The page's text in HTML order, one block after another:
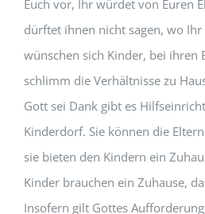
Euch vor, Ihr würdet von Euren
dürftet ihnen nicht sagen, wo Ihr
wünschen sich Kinder, bei ihren
schlimm die Verhältnisse zu
Gott sei Dank gibt es
Kinderdorf. Sie können die
sie bieten den Kindern ein
Kinder brauchen ein Zuhause,
Insofern gilt Gottes